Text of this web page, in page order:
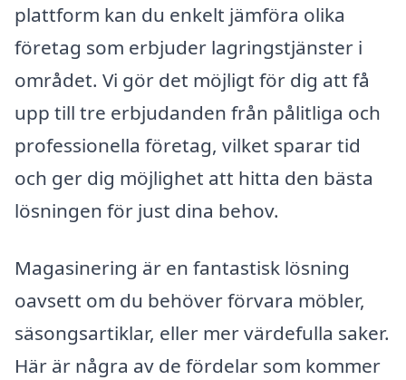
plattform kan du enkelt jämföra olika
företag som erbjuder lagringstjänster i
området. Vi gör det möjligt för dig att få
upp till tre erbjudanden från pålitliga och
professionella företag, vilket sparar tid
och ger dig möjlighet att hitta den bästa
lösningen för just dina behov.
Magasinering är en fantastisk lösning
oavsett om du behöver förvara möbler,
säsongsartiklar, eller mer värdefulla saker.
Här är några av de fördelar som kommer